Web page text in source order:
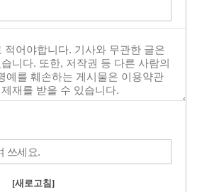
[새로고침]